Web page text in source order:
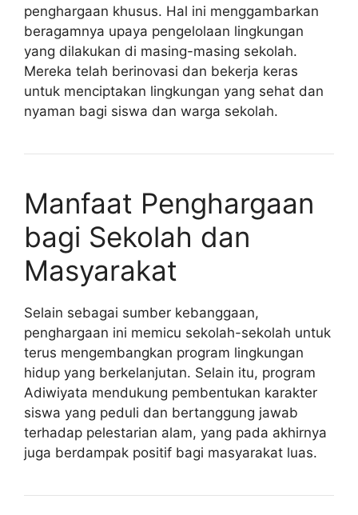
penghargaan khusus. Hal ini menggambarkan
beragamnya upaya pengelolaan lingkungan
yang dilakukan di masing-masing sekolah.
Mereka telah berinovasi dan bekerja keras
untuk menciptakan lingkungan yang sehat dan
nyaman bagi siswa dan warga sekolah.
Manfaat Penghargaan
bagi Sekolah dan
Masyarakat
Selain sebagai sumber kebanggaan,
penghargaan ini memicu sekolah-sekolah untuk
terus mengembangkan program lingkungan
hidup yang berkelanjutan. Selain itu, program
Adiwiyata mendukung pembentukan karakter
siswa yang peduli dan bertanggung jawab
terhadap pelestarian alam, yang pada akhirnya
juga berdampak positif bagi masyarakat luas.